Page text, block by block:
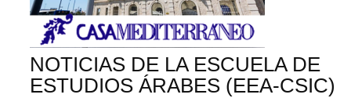
NOTICIAS DE LA ESCUELA DE
ESTUDIOS ÁRABES (EEA-CSIC)